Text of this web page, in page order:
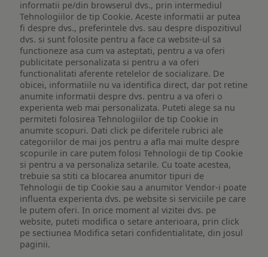
informatii pe/din browserul dvs., prin intermediul
Tehnologiilor de tip Cookie. Aceste informatii ar putea
fi despre dvs., preferintele dvs. sau despre dispozitivul
dvs. si sunt folosite pentru a face ca website-ul sa
functioneze asa cum va asteptati, pentru a va oferi
publicitate personalizata si pentru a va oferi
functionalitati aferente retelelor de socializare. De
obicei, informatiile nu va identifica direct, dar pot retine
anumite informatii despre dvs. pentru a va oferi o
experienta web mai personalizata. Puteti alege sa nu
permiteti folosirea Tehnologiilor de tip Cookie in
anumite scopuri. Dati click pe diferitele rubrici ale
categoriilor de mai jos pentru a afla mai multe despre
scopurile in care putem folosi Tehnologii de tip Cookie
si pentru a va personaliza setarile. Cu toate acestea,
trebuie sa stiti ca blocarea anumitor tipuri de
Tehnologii de tip Cookie sau a anumitor Vendor-i poate
influenta experienta dvs. pe website si serviciile pe care
le putem oferi. In orice moment al vizitei dvs. pe
website, puteti modifica o setare anterioara, prin click
pe sectiunea Modifica setari confidentialitate, din josul
paginii.